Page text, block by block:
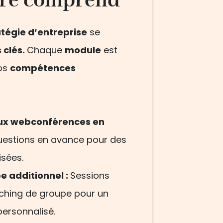
d’entreprise se
clés. Chaque module est
compétences
webconférences en
en avance pour des
additionnel : Sessions
de groupe pour un